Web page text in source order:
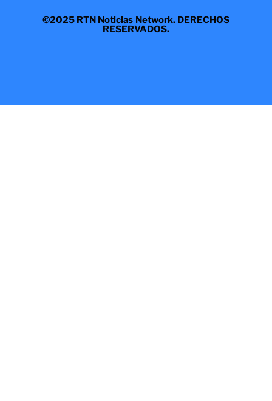
©2025 RTN Noticias Network. DERECHOS
RESERVADOS.